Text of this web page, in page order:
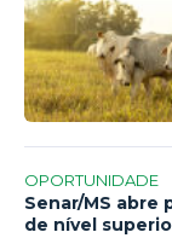
OPORTUNIDADE
Senar/MS abre
de nível